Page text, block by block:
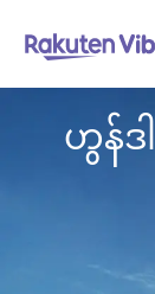
ဟွန်ဒ